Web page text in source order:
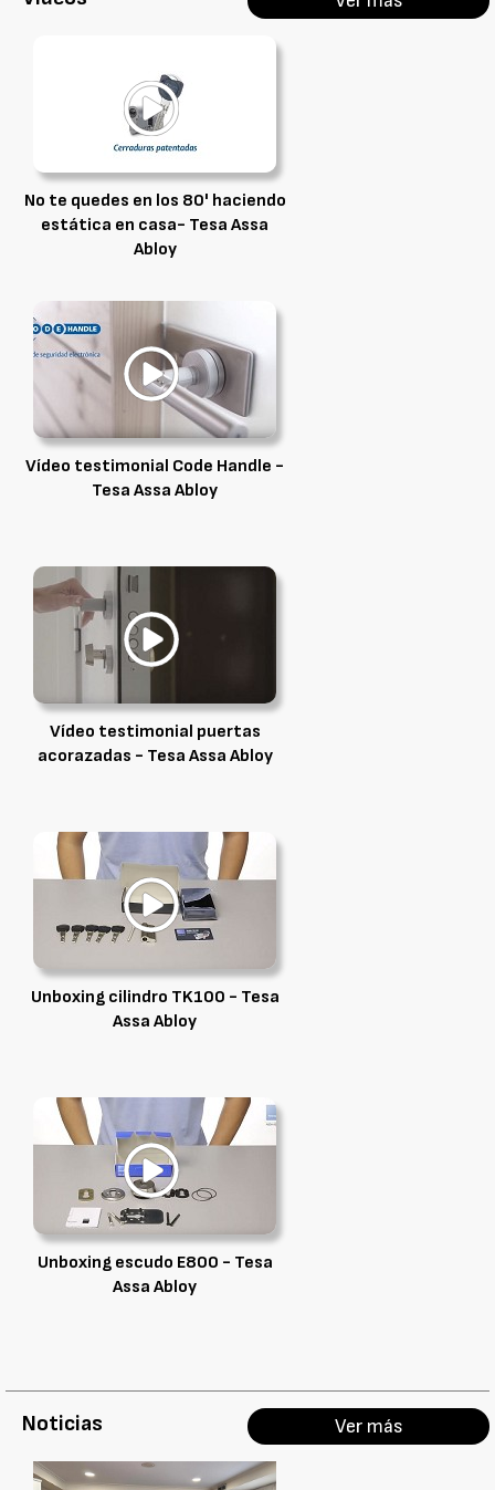
No te quedes en los 80' haciendo
estática en casa- Tesa Assa
Abloy
Vídeo testimonial Code Handle -
Tesa Assa Abloy
Vídeo testimonial puertas
acorazadas - Tesa Assa Abloy
Unboxing cilindro TK100 - Tesa
Assa Abloy
Unboxing escudo E800 - Tesa
Assa Abloy
Noticias Ver más